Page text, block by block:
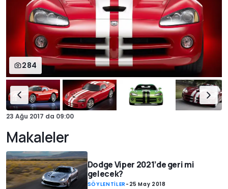
284
23 Ağu 2017 da 09:00
Makaleler
Dodge Viper 2021’de geri mi
gelecek?
SÖYLENTİLER - 25 May 2018